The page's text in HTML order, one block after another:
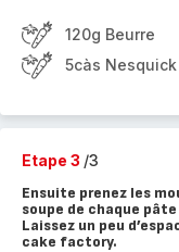
120g Beurre
5càs Nesquick
Etape 3 /3
Ensuite prenez les
soupe de chaque
Laissez un peu
cake factory.